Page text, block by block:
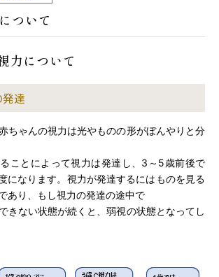
シー
ついて
力について
達
ちゃんの視力は光やものの形がぼんやりと分
ことによって視力は発達し、3～5歳前後で
になります。視力が発達するにはものを見る
あり、もし視力の発達の途中で
きない状態が続くと、弱視の状態となってし